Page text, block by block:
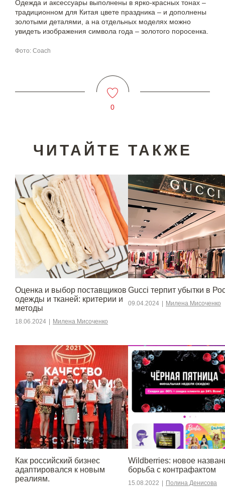
Одежда и аксессуары выполнены в ярко-красных тонах –
традиционном для Китая цвете праздника – и дополнены
золотыми деталями, а на отдельных моделях можно
увидеть изображения символа года – золотого поросенка.
Фото: Coach
0
ЧИТАЙТЕ ТАКЖЕ
Оценка и выбор поставщиков
одежды и тканей: критерии и
методы
18.06.2024 Милена Мисоченко
Gucci терпит убытки в
09.04.2024 Милена Мисоченко
​​Как российский бизнес
адаптировался к новым
реалиям.
Wildberries: новое
борьба с контрафактом
15.08.2022 Полина Денисова